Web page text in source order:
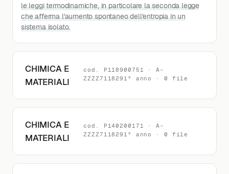
le leggi termodinamiche, in particolare la seconda legge
che afferma l'aumento spontaneo dell'entropia in un
sistema isolato.
CHIMICA E
MATERIALI
cod. P118900751 · A-
ZZZZ7118291° anno · 0 file
CHIMICA E
MATERIALI
cod. P140200171 · A-
ZZZZ7118291° anno · 0 file